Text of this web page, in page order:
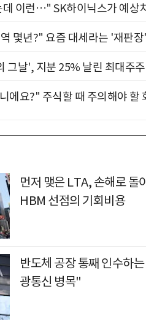
이런…" SK하이닉스가 예상
몇년?" 요즘 대세라는 '재판장'
그날', 지분 25% 날린 최대주
에요?" 주식할 때 주의해야 할
먼저 맺은 LTA, 손해로
HBM 선점의 기회비용
반도체 공장 통째 인수하
광통신 병목"